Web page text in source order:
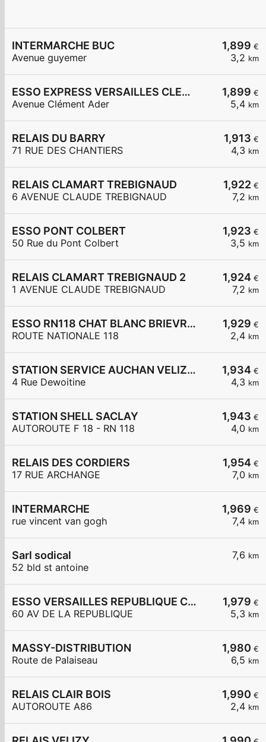
1,899 €
3,2 km
INTERMARCHE BUC
Avenue guyemer
1,899 €
5,4 km
ESSO EXPRESS VERSAILLES CLEMENT ADER
Avenue Clément Ader
1,913 €
4,3 km
RELAIS DU BARRY
71 RUE DES CHANTIERS
1,922 €
7,2 km
RELAIS CLAMART TREBIGNAUD
6 AVENUE CLAUDE TREBIGNAUD
1,923 €
3,5 km
ESSO PONT COLBERT
50 Rue du Pont Colbert
1,924 €
7,2 km
RELAIS CLAMART TREBIGNAUD 2
1 AVENUE CLAUDE TREBIGNAUD
1,929 €
2,4 km
ESSO RN118 CHAT BLANC BRIEVRES
ROUTE NATIONALE 118
1,934 €
4,3 km
STATION SERVICE AUCHAN VELIZY 2
4 Rue Dewoitine
1,943 €
4,0 km
STATION SHELL SACLAY
AUTOROUTE F 18 - RN 118
1,954 €
7,0 km
RELAIS DES CORDIERS
17 RUE ARCHANGE
1,969 €
7,4 km
INTERMARCHE
rue vincent van gogh
7,6 km
Sarl sodical
52 bld st antoine
1,979 €
5,3 km
ESSO VERSAILLES REPUBLIQUE Carrefour Express
60 AV DE LA REPUBLIQUE
1,980 €
6,5 km
MASSY-DISTRIBUTION
Route de Palaiseau
1,990 €
2,4 km
RELAIS CLAIR BOIS
AUTOROUTE A86